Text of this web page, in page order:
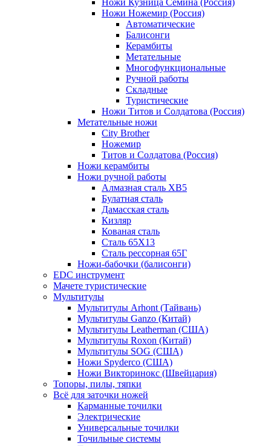
Ножи Ножемир (Россия)
Автоматические
Балисонги
Керамбиты
Метательные
Многофункциональные
Ручной работы
Складные
Туристические
Ножи Титов и Солдатова (Россия)
Метательные ножи
City Brother
Ножемир
Титов и Солдатова (Россия)
Ножи керамбиты
Ножи ручной работы
Алмазная сталь ХВ5
Булатная сталь
Дамасская сталь
Кизляр
Кованая сталь
Сталь 65Х13
Сталь рессорная 65Г
Ножи-бабочки (балисонги)
EDC инструмент
Мачете туристические
Мультитулы
Мультитулы Arhont (Тайвань)
Мультитулы Ganzo (Китай)
Мультитулы Leatherman (США)
Мультитулы Roxon (Китай)
Мультитулы SOG (США)
Ножи Spyderco (США)
Ножи Викторинокс (Швейцария)
Топоры, пилы, тяпки
Всё для заточки ножей
Карманные точилки
Электрические
Универсальные точилки
Точильные системы